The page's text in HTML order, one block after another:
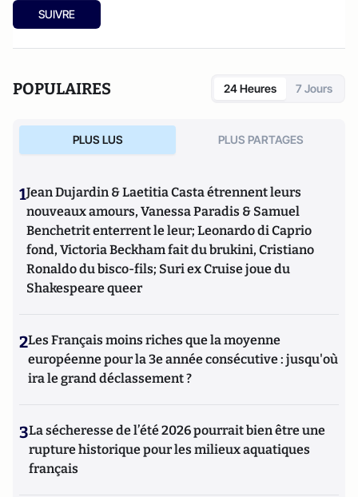
Group). Il exerce à l'Institut de radiothérapie Hartmann et à
l'Institut Rafael, à Levallois Perret (92).
SUIVRE
POPULAIRES 24 Heures 7 Jours
PLUS LUS PLUS PARTAGES
1Jean Dujardin & Laetitia Casta étrennent leurs
nouveaux amours, Vanessa Paradis & Samuel
Benchetrit enterrent le leur; Leonardo di Caprio
fond, Victoria Beckham fait du brukini, Cristiano
Ronaldo du bisco-fils; Suri ex Cruise joue du
Shakespeare queer
2Les Français moins riches que la moyenne
européenne pour la 3e année consécutive : jusqu'où
ira le grand déclassement ?
3La sécheresse de l’été 2026 pourrait bien être une
rupture historique pour les milieux aquatiques
français